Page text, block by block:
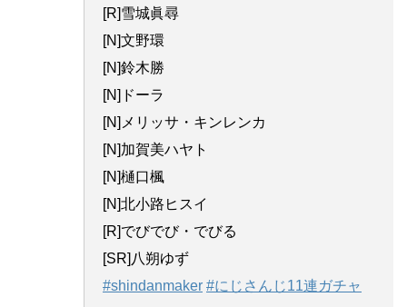
[R]雪城眞尋
[N]文野環
[N]鈴木勝
[N]ドーラ
[N]メリッサ・キンレンカ
[N]加賀美ハヤト
[N]樋口楓
[N]北小路ヒスイ
[R]でびでび・でびる
[SR]八朔ゆず
#shindanmaker #にじさんじ11連ガチャ